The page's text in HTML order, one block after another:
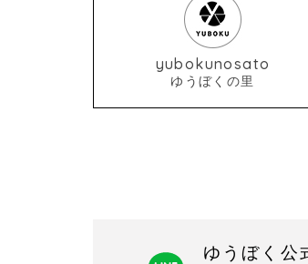
yubokunosato
ゆうぼくの里
ゆうぼく公